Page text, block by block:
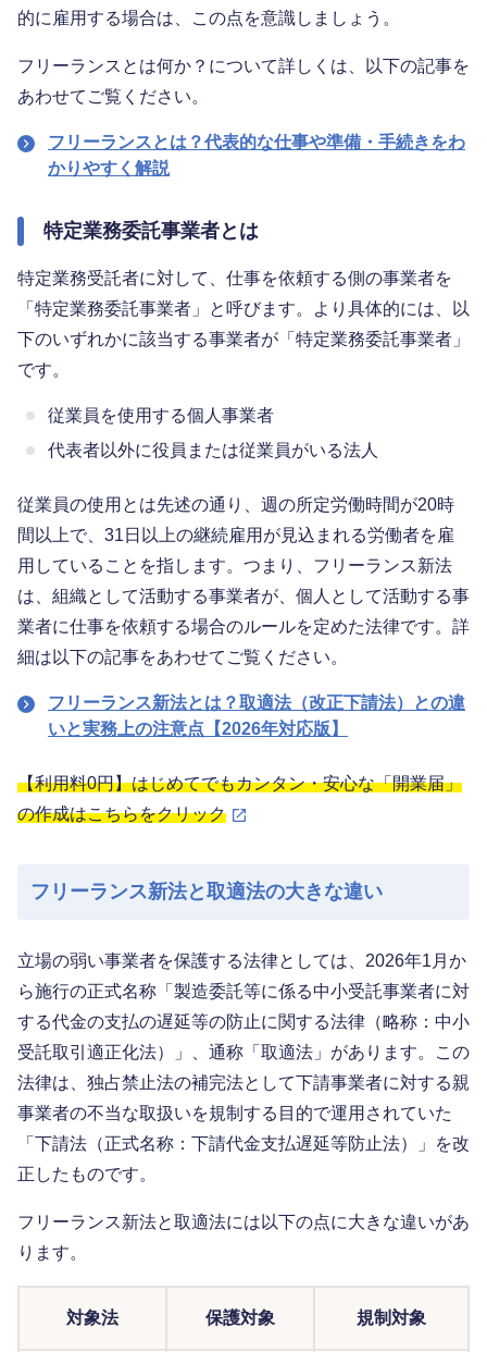
的に雇用する場合は、この点を意識しましょう。
フリーランスとは何か？について詳しくは、以下の記事を
あわせてご覧ください。
フリーランスとは？代表的な仕事や準備・手続きをわ
かりやすく解説
特定業務委託事業者とは
特定業務受託者に対して、仕事を依頼する側の事業者を
「特定業務委託事業者」と呼びます。より具体的には、以
下のいずれかに該当する事業者が「特定業務委託事業者」
です。
従業員を使用する個人事業者
代表者以外に役員または従業員がいる法人
従業員の使用とは先述の通り、週の所定労働時間が20時
間以上で、31日以上の継続雇用が見込まれる労働者を雇
用していることを指します。つまり、フリーランス新法
は、組織として活動する事業者が、個人として活動する事
業者に仕事を依頼する場合のルールを定めた法律です。詳
細は以下の記事をあわせてご覧ください。
フリーランス新法とは？取適法（改正下請法）との違
いと実務上の注意点【2026年対応版】
【利用料0円】はじめてでもカンタン・安心な「開業届」
の作成はこちらをクリック
フリーランス新法と取適法の大きな違い
立場の弱い事業者を保護する法律としては、2026年1月か
ら施行の正式名称「製造委託等に係る中小受託事業者に対
する代金の支払の遅延等の防止に関する法律（略称：中小
受託取引適正化法）」、通称「取適法」があります。この
法律は、独占禁止法の補完法として下請事業者に対する親
事業者の不当な取扱いを規制する目的で運用されていた
「下請法（正式名称：下請代金支払遅延等防止法）」を改
正したものです。
フリーランス新法と取適法には以下の点に大きな違いがあ
ります。
対象法 保護対象 規制対象